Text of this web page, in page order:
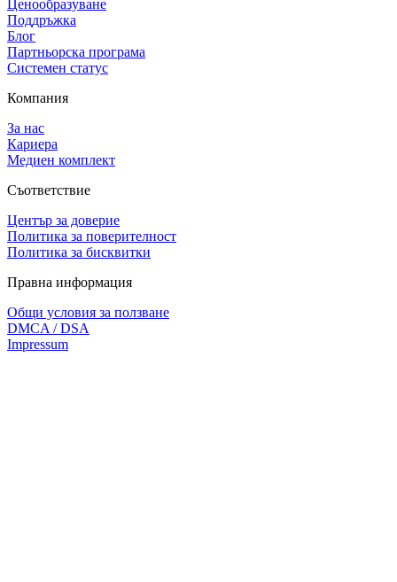
Ценообразуване
Поддръжка
Блог
Партньорска програма
Системен статус
Компания
За нас
Кариера
Медиен комплект
Съответствие
Център за доверие
Политика за поверителност
Политика за бисквитки
Правна информация
Общи условия за ползване
DMCA / DSA
Impressum